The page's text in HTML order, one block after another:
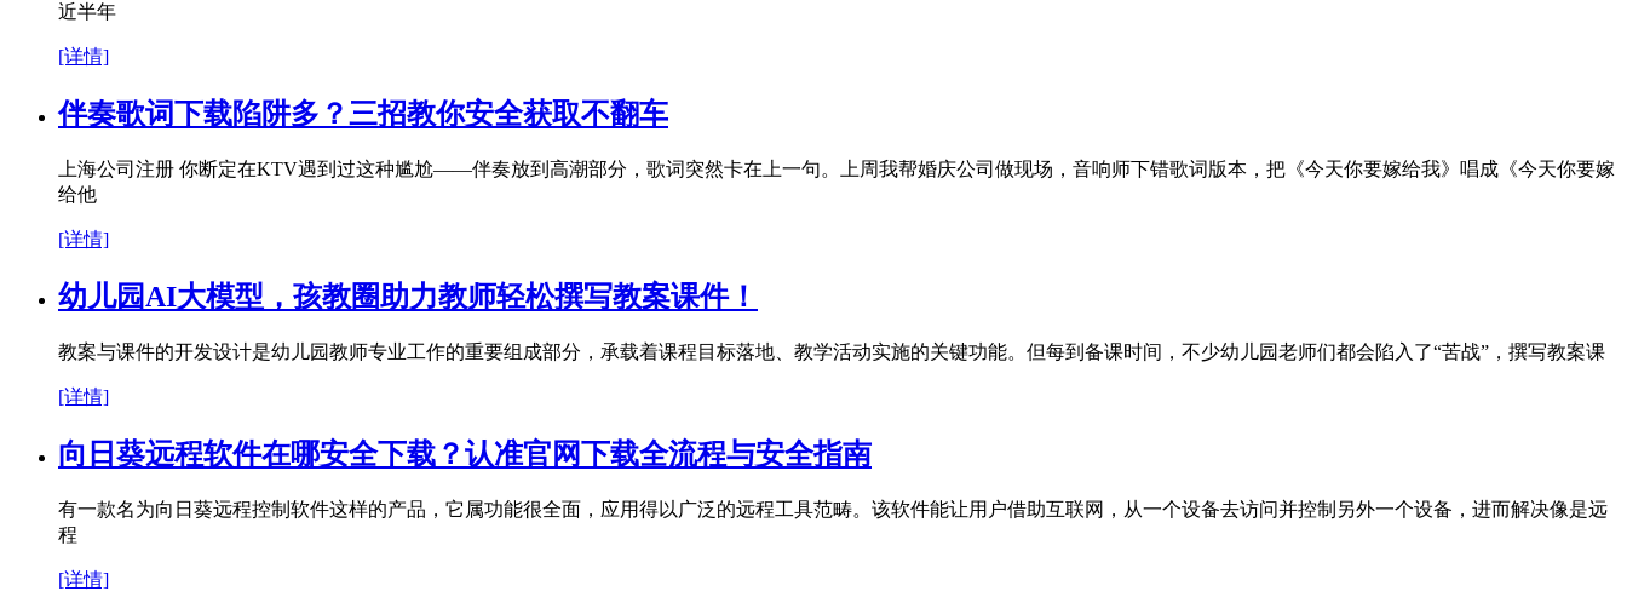
近半年
[详情]
伴奏歌词下载陷阱多？三招教你安全获取不翻车
上海公司注册 你断定在KTV遇到过这种尴尬——伴奏放到高潮部分，歌词突然卡在上一句。上周我帮婚庆公司做现场，音响师下错歌词版本，把《今天你要嫁给我》唱成《今天你要嫁
给他
[详情]
幼儿园AI大模型，孩教圈助力教师轻松撰写教案课件！
教案与课件的开发设计是幼儿园教师专业工作的重要组成部分，承载着课程目标落地、教学活动实施的关键功能。但每到备课时间，不少幼儿园老师们都会陷入了“苦战”，撰写教案课
[详情]
向日葵远程软件在哪安全下载？认准官网下载全流程与安全指南
有一款名为向日葵远程控制软件这样的产品，它属功能很全面，应用得以广泛的远程工具范畴。该软件能让用户借助互联网，从一个设备去访问并控制另外一个设备，进而解决像是远
程
[详情]